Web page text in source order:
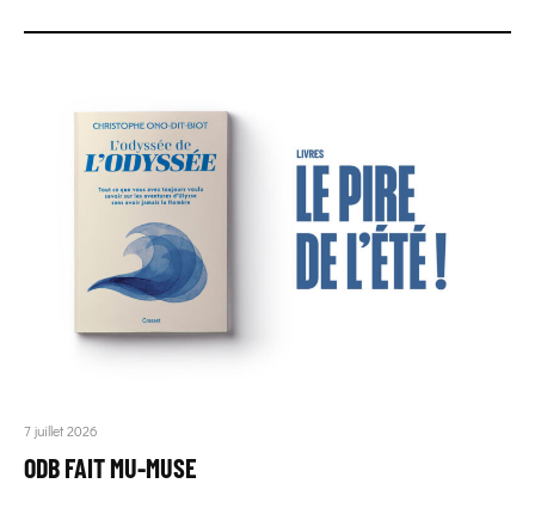
7 juillet 2026
ODB FAIT MU-MUSE